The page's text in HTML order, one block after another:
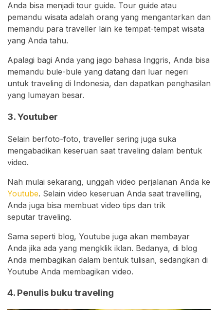
Anda bisa menjadi tour guide. Tour guide atau
pemandu wisata adalah orang yang mengantarkan dan
memandu para traveller lain ke tempat-tempat wisata
yang Anda tahu.
Apalagi bagi Anda yang jago bahasa Inggris, Anda bisa
memandu bule-bule yang datang dari luar negeri
untuk traveling di Indonesia, dan dapatkan penghasilan
yang lumayan besar.
3. Youtuber
Selain berfoto-foto, traveller sering juga suka
mengabadikan keseruan saat traveling dalam bentuk
video.
Nah mulai sekarang, unggah video perjalanan Anda ke
Youtube. Selain video keseruan Anda saat travelling,
Anda juga bisa membuat video tips dan trik
seputar traveling.
Sama seperti blog, Youtube juga akan membayar
Anda jika ada yang mengklik iklan. Bedanya, di blog
Anda membagikan dalam bentuk tulisan, sedangkan di
Youtube Anda membagikan video.
4. Penulis buku traveling